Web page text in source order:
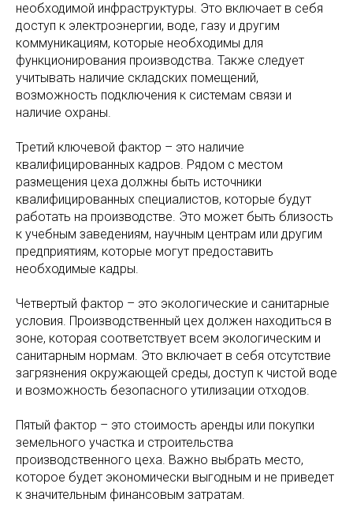
необходимой инфраструктуры. Это включает в себя
доступ к электроэнергии, воде, газу и другим
коммуникациям, которые необходимы для
функционирования производства. Также следует
учитывать наличие складских помещений,
возможность подключения к системам связи и
наличие охраны.
Третий ключевой фактор – это наличие
квалифицированных кадров. Рядом с местом
размещения цеха должны быть источники
квалифицированных специалистов, которые будут
работать на производстве. Это может быть близость
к учебным заведениям, научным центрам или другим
предприятиям, которые могут предоставить
необходимые кадры.
Четвертый фактор – это экологические и санитарные
условия. Производственный цех должен находиться в
зоне, которая соответствует всем экологическим и
санитарным нормам. Это включает в себя отсутствие
загрязнения окружающей среды, доступ к чистой воде
и возможность безопасного утилизации отходов.
Пятый фактор – это стоимость аренды или покупки
земельного участка и строительства
производственного цеха. Важно выбрать место,
которое будет экономически выгодным и не приведет
к значительным финансовым затратам.